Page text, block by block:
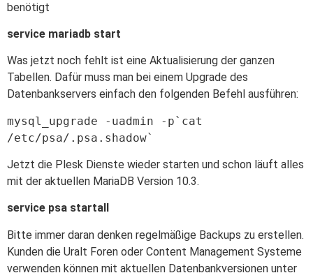
benötigt
service mariadb start
Was jetzt noch fehlt ist eine Aktualisierung der ganzen
Tabellen. Dafür muss man bei einem Upgrade des
Datenbankservers einfach den folgenden Befehl ausführen:
mysql_upgrade -uadmin -p`cat
/etc/psa/.psa.shadow`
Jetzt die Plesk Dienste wieder starten und schon läuft alles
mit der aktuellen MariaDB Version 10.3.
service psa startall
Bitte immer daran denken regelmäßige Backups zu erstellen.
Kunden die Uralt Foren oder Content Management Systeme
verwenden können mit aktuellen Datenbankversionen unter